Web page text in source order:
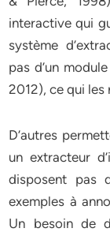
interactive qui
système
pas d’un
2012), ce qui les
D’autres
un extracteur
disposent pas
exemples à
Un besoin de